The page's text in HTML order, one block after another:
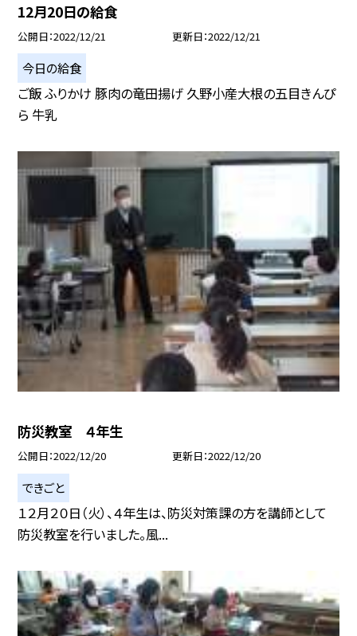
12月20日の給食
公開日 2022/12/21 更新日 2022/12/21
今日の給食
ご飯 ふりかけ 豚肉の竜田揚げ 久野小産大根の五目きんぴ
ら 牛乳
防災教室 ４年生
公開日 2022/12/20 更新日 2022/12/20
できごと
１２月２０日（火）、４年生は、防災対策課の方を講師として
防災教室を行いました。風...